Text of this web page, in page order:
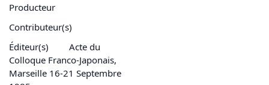
Producteur
Contributeur(s)
Éditeur(s)
Acte du
Colloque Franco-Japonais,
Marseille 16-21 Septembre